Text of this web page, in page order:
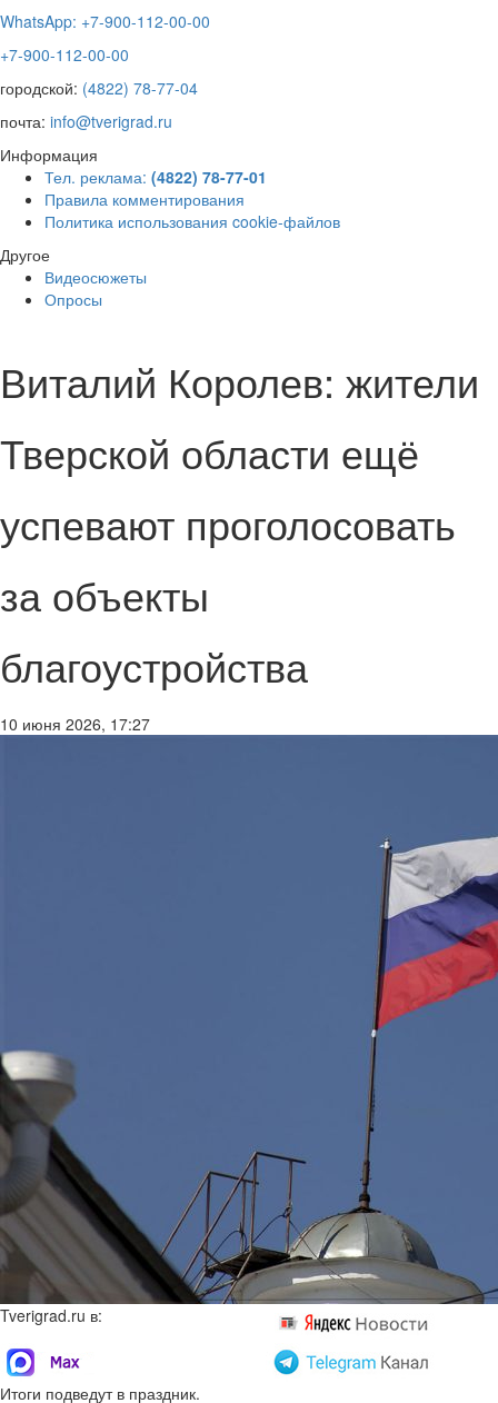
WhatsApp: +7-900-112-00-00
+7-900-112-00-00
городской: (4822) 78-77-04
почта: info@tverigrad.ru
Информация
Тел. реклама: (4822) 78-77-01
Правила комментирования
Политика использования cookie-файлов
Другое
Видеосюжеты
Опросы
Виталий Королев: жители
Тверской области ещё
успевают проголосовать
за объекты
благоустройства
10 июня 2026, 17:27
Tverigrad.ru в:
Итоги подведут в праздник.